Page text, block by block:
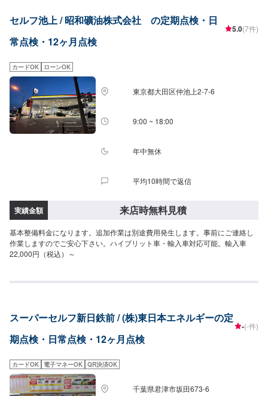
セルフ池上 / 昭和礦油株式会社 の定期点検・日
常点検・12ヶ月点検
5.0(7件)
カードOK ローンOK
東京都大田区仲池上2-7-6
9:00 ~ 18:00
年中無休
平均10時間で返信
実績金額 来店時無料見積
基本整備料金になります。追加作業は別途費用発生します。事前にご連絡し
作業しますのでご安心下さい。ハイブリット車・輸入車対応可能。輸入車
22,000円（税込）～
スーパーセルフ新日鉄前 / (株)東日本エネルギーの定
期点検・日常点検・12ヶ月点検
-(-件)
カードOK 電子マネーOK QR決済OK
千葉県君津市坂田673-6